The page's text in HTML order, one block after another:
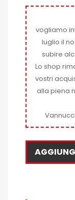
vogliamo
luglio il
subire
Lo shop
vostri
alla piena